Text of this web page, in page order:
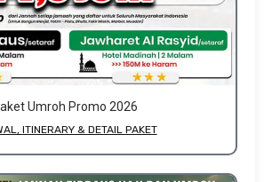
Umroh Promo 2026
ITINERARY & DETAIL PAKET